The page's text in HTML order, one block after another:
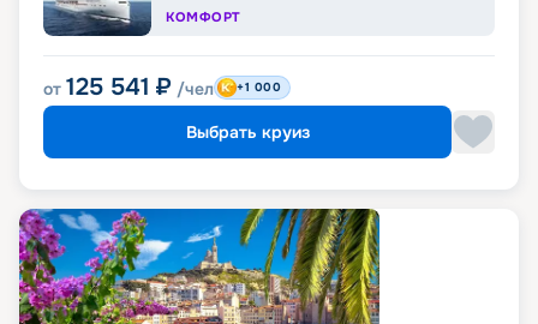
КОМФОРТ
от 125 541 ₽ /чел +1 000
Выбрать круиз